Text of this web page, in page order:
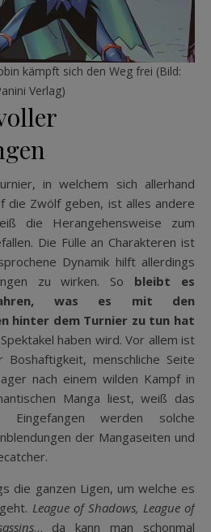
kämpft sich den Weg frei (Bild:
Verlag)
in welchem sich allerhand
die Zwölf geben, ist alles andere
die Herangehensweise zum
Die Fülle an Charakteren ist
Dynamik hilft allerdings
zu wirken. So bleibt es
was es mit den
hinter dem Turnier zu tun hat
haben wird. Vor allem ist
menschliche Seite
nach einem wilden Kampf in
Manga liest, weiß das
werden solche
der Mangaseiten und
die ganzen Ligen, um welche es
League of Shadows, League of
… da kann man schonmal